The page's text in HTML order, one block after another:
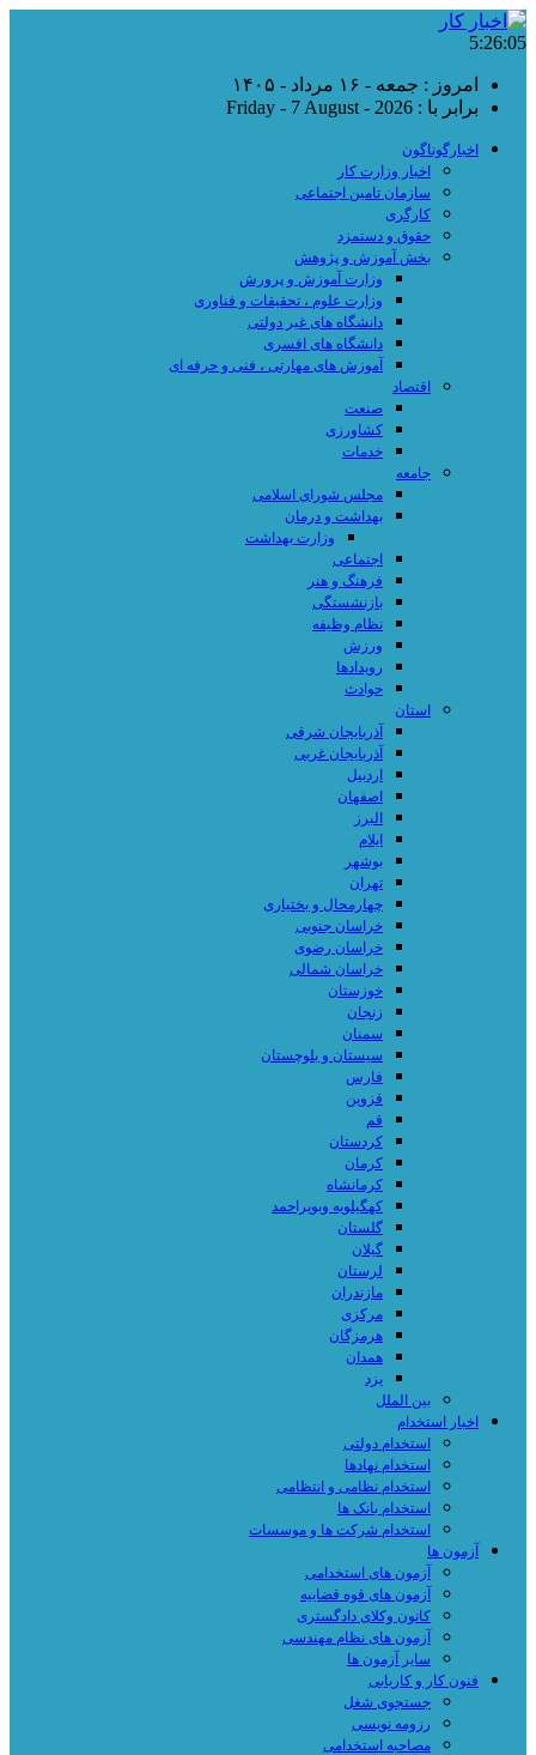
5:26:05
امروز : جمعه - ۱۶ مرداد - ۱۴۰۵
برابر با : Friday - 7 August - 2026
اخبارگوناگون
اخبار وزارت کار
سازمان تامین اجتماعی
کارگری
حقوق و دستمزد
بخش آموزش و پژوهش
وزارت آموزش و پرورش
وزارت علوم ، تحقیقات و فناوری
دانشگاه های غیر دولتی
دانشگاه های افسری
آموزش های مهارتی ، فنی و حرفه ای
اقتصاد
صنعت
کشاورزی
خدمات
جامعه
مجلس شورای اسلامی
بهداشت و درمان
وزارت بهداشت
اجتماعی
فرهنگ و هنر
بازنشستگی
نظام وظیفه
ورزش
رویدادها
حوادث
استان
آذربایجان شرقی
آذربایجان غربی
اردبیل
اصفهان
البرز
ایلام
بوشهر
تهران
چهارمحال و بختیاری
خراسان جنوبی
خراسان رضوی
خراسان شمالی
خوزستان
زنجان
سمنان
سیستان و بلوچستان
فارس
قزوین
قم
کردستان
کرمان
کرمانشاه
کهگیلویه وبویراحمد
گلستان
گیلان
لرستان
مازندران
مرکزی
هرمزگان
همدان
یزد
بین الملل
اخبار استخدام
استخدام دولتی
استخدام نهادها
استخدام نظامی و انتظامی
استخدام بانک ها
استخدام شرکت ها و موسسات
آزمون ها
آزمون های استخدامی
آزمون های قوه قضاییه
کانون وکلای دادگستری
آزمون های نظام مهندسی
سایر آزمون ها
فنون کار و کاریابی
جستجوی شغل
رزومه نویسی
مصاحبه استخدامی